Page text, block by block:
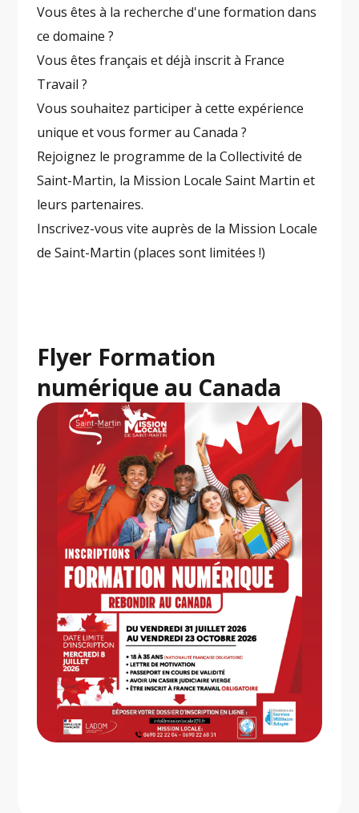
Vous êtes à la recherche d'une formation dans
ce domaine ?
Vous êtes français et déjà inscrit à France
Travail ?
Vous souhaitez participer à cette expérience
unique et vous former au Canada ?
Rejoignez le programme de la Collectivité de
Saint-Martin, la Mission Locale Saint Martin et
leurs partenaires.
Inscrivez-vous vite auprès de la Mission Locale
de Saint-Martin (places sont limitées !)
Flyer Formation
numérique au Canada